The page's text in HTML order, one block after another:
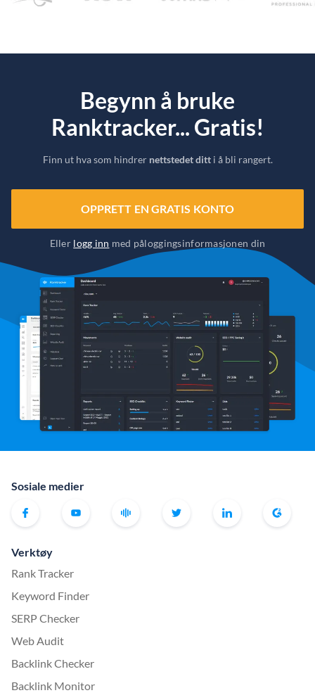
Begynn å bruke
Ranktracker... Gratis!
Finn ut hva som hindrer nettstedet ditti å bli rangert.
OPPRETT EN GRATIS KONTO
Eller logg inn med påloggingsinformasjonen din
Sosiale medier
Verktøy
Rank Tracker
Keyword Finder
SERP Checker
Web Audit
Backlink Checker
Backlink Monitor